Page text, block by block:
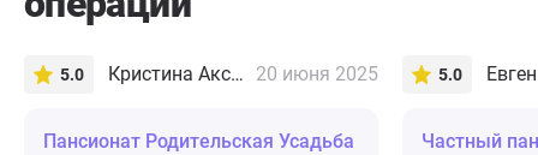
5.0 Кристина Аксарина 20 июня 2025
Пансионат Родительская Усадьба
5.0
Частный